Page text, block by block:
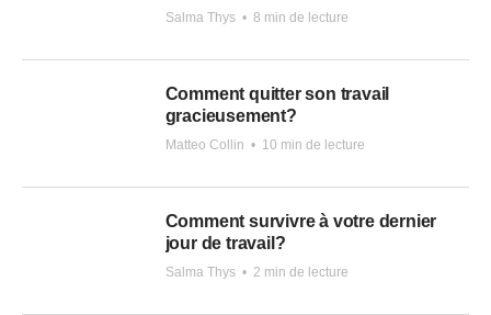
Salma Thys • 8 min de lecture
Comment quitter son travail
gracieusement?
Matteo Collin • 10 min de lecture
Comment survivre à votre dernier
jour de travail?
Salma Thys • 2 min de lecture